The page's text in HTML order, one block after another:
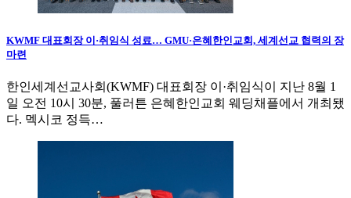
KWMF 대표회장 이·취임식 성료… GMU·은혜한인교회, 세계선교 협력의 장
마련
한인세계선교사회(KWMF) 대표회장 이·취임식이 지난 8월 1
일 오전 10시 30분, 풀러튼 은혜한인교회 웨딩채플에서 개최됐
다. 멕시코 정득…